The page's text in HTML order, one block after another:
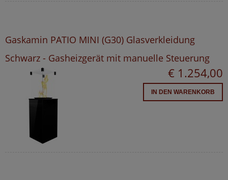
Gaskamin PATIO MINI (G30) Glasverkleidung
Schwarz - Gasheizgerät mit manuelle Steuerung
€ 1.254,00
IN DEN WARENKORB